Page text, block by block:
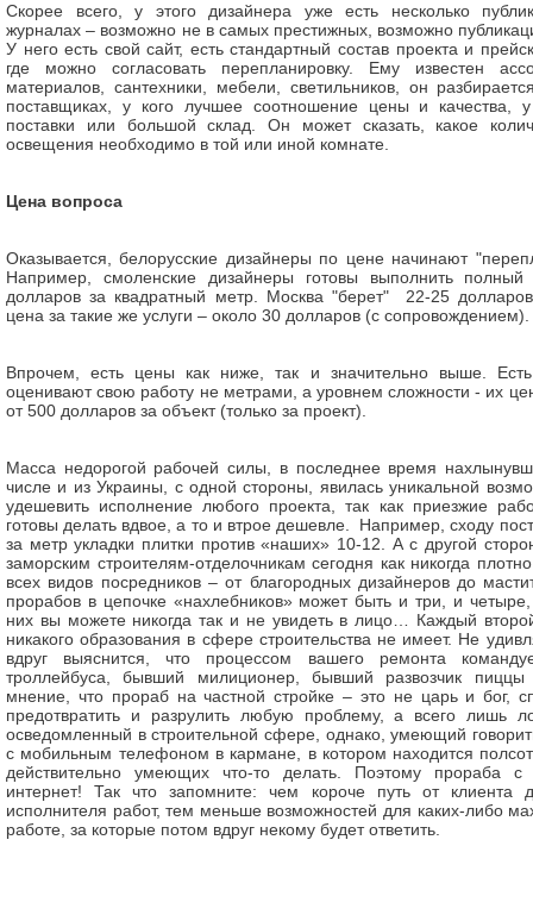
Скорее всего, у этого дизайнера уже есть несколько
журналах – возможно не в самых престижных, возможно
У него есть свой сайт, есть стандартный состав проекта и
где можно согласовать перепланировку. Ему известен
материалов, сантехники, мебели, светильников, он
поставщиках, у кого лучшее соотношение цены и качества,
поставки или большой склад. Он может сказать, какое
освещения необходимо в той или иной комнате.
Цена вопроса
Оказывается, белорусские дизайнеры по цене начинают
Например, смоленские дизайнеры готовы выполнить полный
долларов за квадратный метр. Москва "берет" 22-25
цена за такие же услуги – около 30 долларов (с сопровождением).
Впрочем, есть цены как ниже, так и значительно выше.
оценивают свою работу не метрами, а уровнем сложности - их
от 500 долларов за объект (только за проект).
Масса недорогой рабочей силы, в последнее время
числе и из Украины, с одной стороны, явилась уникальной
удешевить исполнение любого проекта, так как приезжие
готовы делать вдвое, а то и втрое дешевле. Например, сходу
за метр укладки плитки против «наших» 10-12. А с другой
заморским строителям-отделочникам сегодня как никогда
всех видов посредников – от благородных дизайнеров до
прорабов в цепочке «нахлебников» может быть и три, и
них вы можете никогда так и не увидеть в лицо… Каждый
никакого образования в сфере строительства не имеет. Не
вдруг выяснится, что процессом вашего ремонта
троллейбуса, бывший милиционер, бывший развозчик
мнение, что прораб на частной стройке – это не царь и бог,
предотвратить и разрулить любую проблему, а всего лишь
осведомленный в строительной сфере, однако, умеющий
с мобильным телефоном в кармане, в котором находится
действительно умеющих что-то делать. Поэтому прораба с
интернет! Так что запомните: чем короче путь от клиента
исполнителя работ, тем меньше возможностей для каких-либо
работе, за которые потом вдруг некому будет ответить.